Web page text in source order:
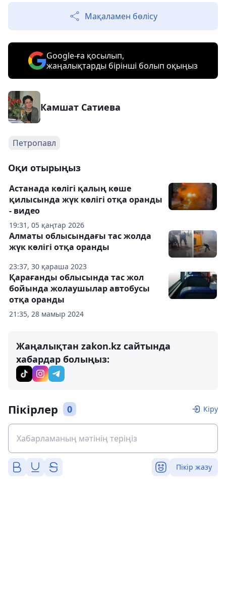
Мақаламен бөлісу
Google-ға қосылып,
жаңалықтарды бірінші болып оқыңыз
Камшат Сатиева
Петропавл
Оқи отырыңыз
19:31, 05 қаңтар 2026
Астанада көлігі қалың көше
қилысында жүк көлігі отқа оранды
- видео
23:37, 30 қараша 2023
Алматы облысындағы тас жолда
жүк көлігі отқа оранды
21:35, 28 мамыр 2024
Қарағанды облысында тас жол
бойында жолаушылар автобусы
отқа оранды
Жаңалықтан zakon.kz сайтында
хабардар болыңыз:
Пікірлер 0 Кіру
Пікір жазу